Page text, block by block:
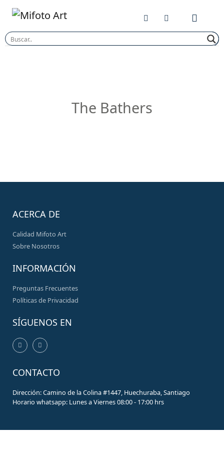
Skip
content
The Bathers
ACERCA DE
Calidad Mifoto Art
Sobre Nosotros
INFORMACIÓN
Preguntas Frecuentes
Políticas de Privacidad
SÍGUENOS EN
CONTACTO
Dirección: Camino de la Colina #1447, Huechuraba, Santiago
Horario whatsapp: Lunes a Viernes 08:00 - 17:00 hrs